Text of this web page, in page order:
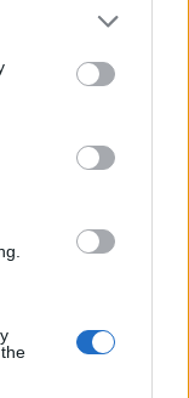
or more Google
You may click to
party tags to
in below Google
νέο Ευρωπαϊκό